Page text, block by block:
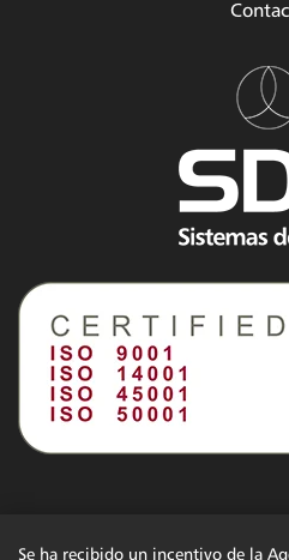
Se ha recibido un incentivo de la